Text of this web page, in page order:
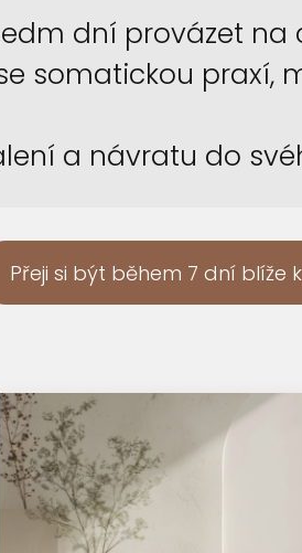
dní provázet na
somatickou praxí,
a návratu do
Přeji si být během 7 dní blíže